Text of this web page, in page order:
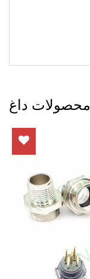
محصولات داغ